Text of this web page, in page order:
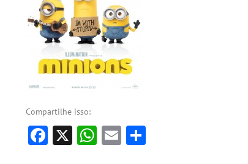
Compartilhe isso:
Facebook
X WhatsApp
Email